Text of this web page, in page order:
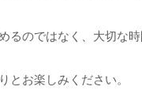
るのではなく、大切な
とお楽しみください。